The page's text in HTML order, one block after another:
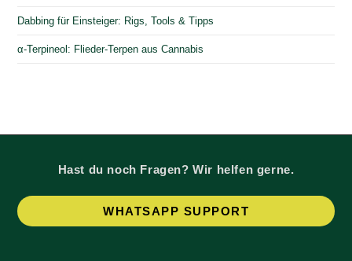
Dabbing für Einsteiger: Rigs, Tools & Tipps
α-Terpineol: Flieder-Terpen aus Cannabis
Hast du noch Fragen? Wir helfen gerne.
WHATSAPP SUPPORT